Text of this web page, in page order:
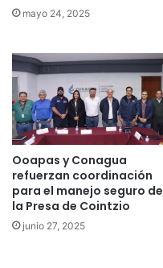
mayo 24, 2025
Ooapas y Conagua
refuerzan coordinación
para el manejo seguro de
la Presa de Cointzio
junio 27, 2025